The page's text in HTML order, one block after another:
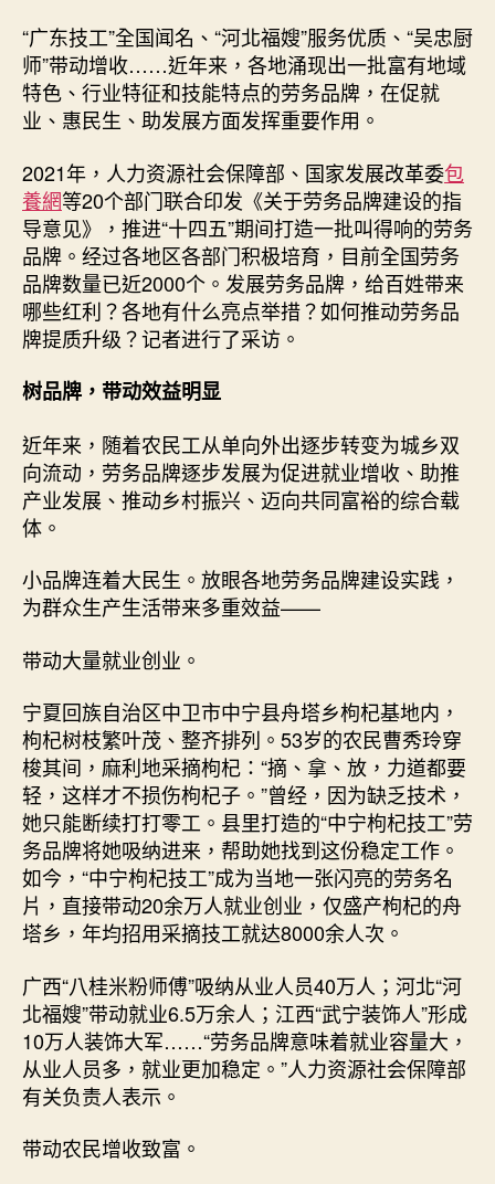
致
富
（劳
牌
促
就
业）
_
中
国
“广东技工”全国闻名、“河北福嫂”服务优质、“吴忠厨
师”带动增收……近年来，各地涌现出一批富有地域
特色、行业特征和技能特点的劳务品牌，在促就
业、惠民生、助发展方面发挥重要作用。
2021年，人力资源社会保障部、国家发展改革委包
養網等20个部门联合印发《关于劳务品牌建设的指
导意见》，推进“十四五”期间打造一批叫得响的劳务
品牌。经过各地区各部门积极培育，目前全国劳务
品牌数量已近2000个。发展劳务品牌，给百姓带来
哪些红利？各地有什么亮点举措？如何推动劳务品
牌提质升级？记者进行了采访。
树品牌，带动效益明显
近年来，随着农民工从单向外出逐步转变为城乡双
向流动，劳务品牌逐步发展为促进就业增收、助推
产业发展、推动乡村振兴、迈向共同富裕的综合载
体。
小品牌连着大民生。放眼各地劳务品牌建设实践，
为群众生产生活带来多重效益——
带动大量就业创业。
宁夏回族自治区中卫市中宁县舟塔乡枸杞基地内，
枸杞树枝繁叶茂、整齐排列。53岁的农民曹秀玲穿
梭其间，麻利地采摘枸杞：“摘、拿、放，力道都要
轻，这样才不损伤枸杞子。”曾经，因为缺乏技术，
她只能断续打打零工。县里打造的“中宁枸杞技工”劳
务品牌将她吸纳进来，帮助她找到这份稳定工作。
如今，“中宁枸杞技工”成为当地一张闪亮的劳务名
片，直接带动20余万人就业创业，仅盛产枸杞的舟
塔乡，年均招用采摘技工就达8000余人次。
广西“八桂米粉师傅”吸纳从业人员40万人；河北“河
北福嫂”带动就业6.5万余人；江西“武宁装饰人”形成
10万人装饰大军……“劳务品牌意味着就业容量大，
从业人员多，就业更加稳定。”人力资源社会保障部
有关负责人表示。
带动农民增收致富。